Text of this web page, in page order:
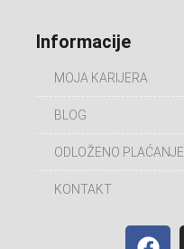
Informacije
MOJA KARIJERA
BLOG
ODLOŽENO PLAĆANJE
KONTAKT